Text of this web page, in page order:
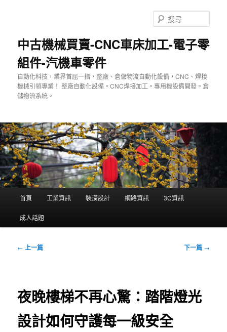
中古機械買賣-CNC車床加工-電子零
組件-汽機車零件
自動化科技，業界首屈一指，整廠、倉儲物流自動化設備，CNC、焊接
機械引領專業！ 整廠自動化設備。CNC焊接加工。專用機設備開發。倉
儲物流系統。
尋
單
首頁 工業資訊 裝潢設計 網路資訊 3C資訊
成人話題
文
← 上一篇 下一篇 →
夜晚樓梯不再心驚：踏階燈光
設計如何守護每一級安全